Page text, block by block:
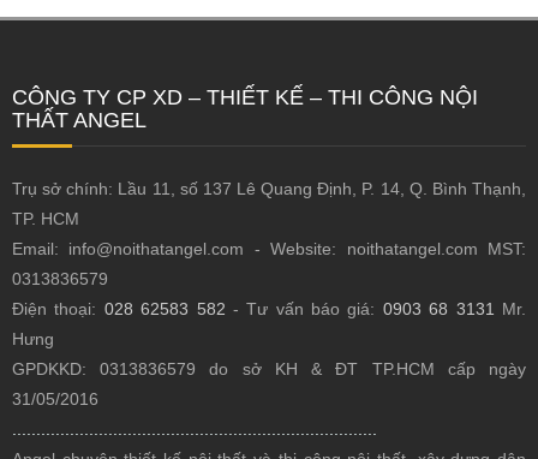
CÔNG TY CP XD – THIẾT KẾ – THI CÔNG NỘI
THẤT ANGEL
Trụ sở chính: Lầu 11, số 137 Lê Quang Định, P. 14, Q. Bình Thạnh,
TP. HCM
Email: info@noithatangel.com - Website: noithatangel.com MST:
0313836579
Điện thoại: 028 62583 582 - Tư vấn báo giá: 0903 68 3131 Mr.
Hưng
GPDKKD: 0313836579 do sở KH & ĐT TP.HCM cấp ngày
31/05/2016